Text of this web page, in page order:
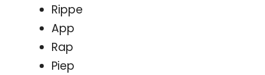
Rippe
App
Rap
Piep